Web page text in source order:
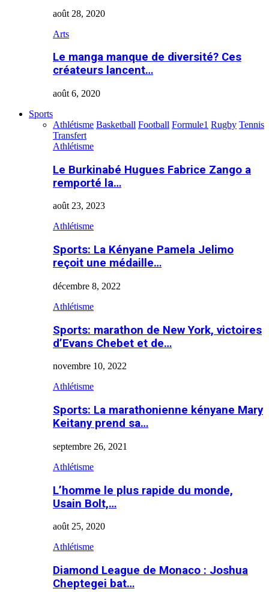
août 28, 2020
Arts
Le manga manque de diversité? Ces
créateurs lancent…
août 6, 2020
Sports
Athlétisme Basketball Football Formule1 Rugby Tennis
Transfert
Athlétisme
Le Burkinabé Hugues Fabrice Zango a
remporté la…
août 23, 2023
Athlétisme
Sports: La Kényane Pamela Jelimo
reçoit une médaille…
décembre 8, 2022
Athlétisme
Sports: marathon de New York, victoires
d’Evans Chebet et de…
novembre 10, 2022
Athlétisme
Sports: La marathonienne kényane Mary
Keitany prend sa…
septembre 26, 2021
Athlétisme
L’homme le plus rapide du monde,
Usain Bolt,…
août 25, 2020
Athlétisme
Diamond League de Monaco : Joshua
Cheptegei bat…